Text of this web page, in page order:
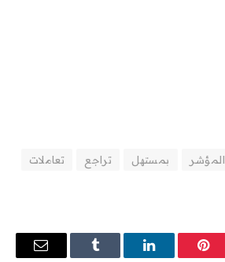
المؤشر بمستهل تراجع
تعاملات
بينتيريستلينكدإن Tumblr البريد